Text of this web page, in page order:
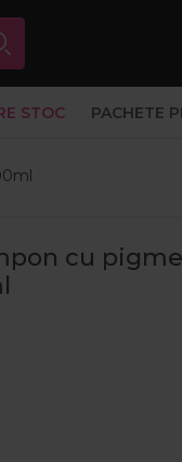
STOC PACHETE
cu